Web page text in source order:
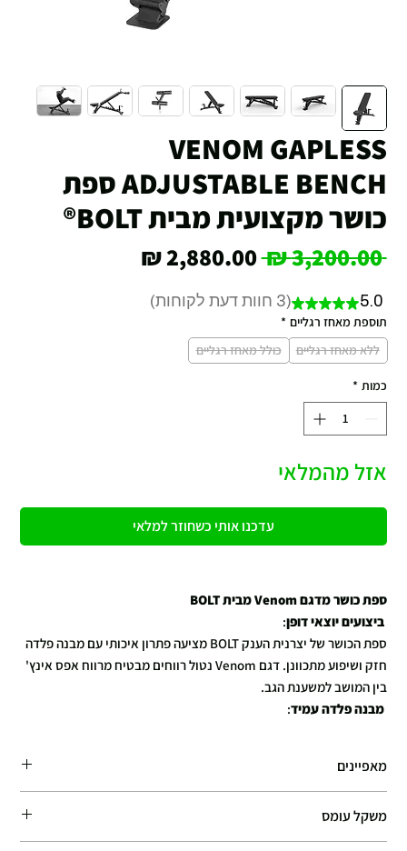
VENOM GAPLESS
ADJUSTABLE BENCH ספת
כושר מקצועית מבית BOLT®
‏3,200.00 ‏₪
מחיר
‏2,880.00 ‏₪
5.0
★
★
★
★
★
3 חוות דעת לקוחות 3
תוספת מאחז רגליים *
ללא מאחז רגליים
כולל מאחז רגליים
כמות *
אזל מהמלאי
עדכנו אותי כשחוזר למלאי
ספת כושר מדגם Venom מבית BOLT
ביצועים יוצאי דופן:
ספת הכושר של יצרנית הענק BOLT מציעה פתרון איכותי עם מבנה פלדה
חזק ושיפוע מתכוונן. דגם Venom נטול רווחים מבטיח מרווח אפס אינץ'
בין המושב למשענת הגב.
מבנה פלדה עמיד:
שיפוע מתכוונן
משענת הגב מתכווננת עם טווח שיפוע מ-0 עד 90 מעלות, מה שמאפשר
התאמה מושלמת לכל סוגי האימונים.
נוחות מירבית:
מאפיינים
משקל עומס